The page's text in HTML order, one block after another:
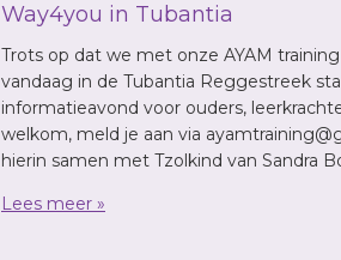
Way4you in Tubantia
Trots op dat we met onze AYAM
vandaag in de Tubantia Reggestreek
informatieavond voor ouders,
welkom, meld je aan via
hierin samen met Tzolkind van
Lees meer »